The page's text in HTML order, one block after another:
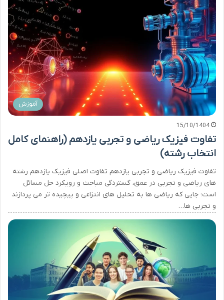
آموزش
15/10/1404
تفاوت فیزیک ریاضی و تجربی یازدهم (راهنمای کامل
انتخاب رشته)
تفاوت فیزیک ریاضی و تجربی یازدهم تفاوت اصلی فیزیک یازدهم رشته
های ریاضی و تجربی در عمق، گستردگی مباحث و رویکرد حل مسائل
است؛ جایی که ریاضی ها به تحلیل های انتزاعی و پیچیده تر می پردازند
و تجربی ها…